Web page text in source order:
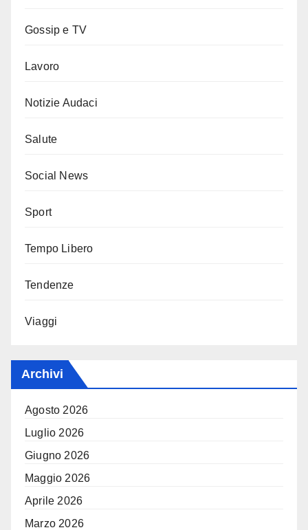
Gossip e TV
Lavoro
Notizie Audaci
Salute
Social News
Sport
Tempo Libero
Tendenze
Viaggi
Archivi
Agosto 2026
Luglio 2026
Giugno 2026
Maggio 2026
Aprile 2026
Marzo 2026